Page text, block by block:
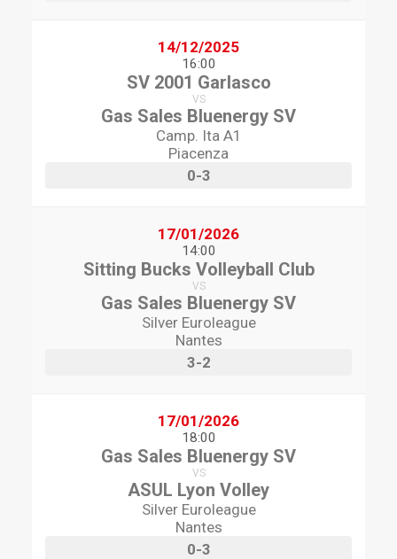
14/12/2025
16:00
SV 2001 Garlasco
VS
Gas Sales Bluenergy SV
Camp. Ita A1
Piacenza
0-3
17/01/2026
14:00
Sitting Bucks Volleyball Club
VS
Gas Sales Bluenergy SV
Silver Euroleague
Nantes
3-2
17/01/2026
18:00
Gas Sales Bluenergy SV
VS
ASUL Lyon Volley
Silver Euroleague
Nantes
0-3